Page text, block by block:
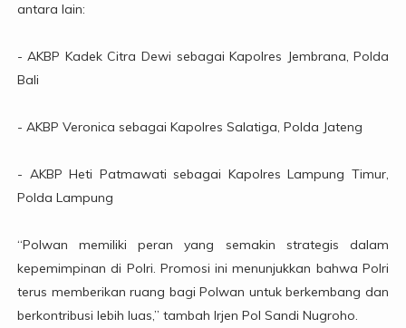
antara lain:
- AKBP Kadek Citra Dewi sebagai Kapolres Jembrana, Polda
Bali
- AKBP Veronica sebagai Kapolres Salatiga, Polda Jateng
- AKBP Heti Patmawati sebagai Kapolres Lampung Timur,
Polda Lampung
“Polwan memiliki peran yang semakin strategis dalam
kepemimpinan di Polri. Promosi ini menunjukkan bahwa Polri
terus memberikan ruang bagi Polwan untuk berkembang dan
berkontribusi lebih luas,” tambah Irjen Pol Sandi Nugroho.